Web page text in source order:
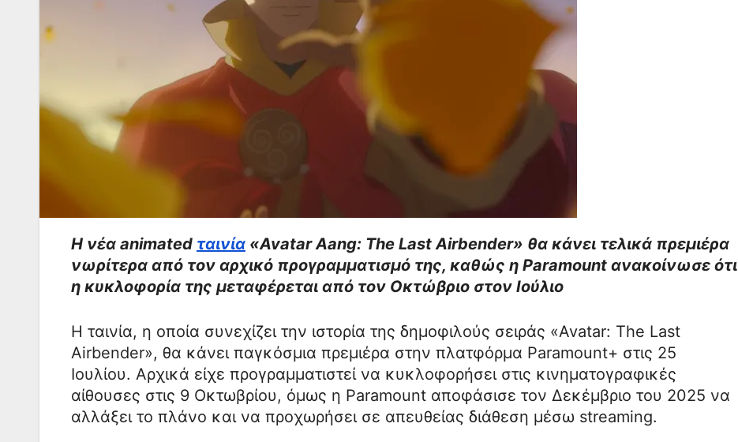
Η νέα animated ταινία «Avatar Aang: The Last Airbender» θα κάνει τελικά πρεμιέρα
νωρίτερα από τον αρχικό προγραμματισμό της, καθώς η Paramount ανακοίνωσε ότι
η κυκλοφορία της μεταφέρεται από τον Οκτώβριο στον Ιούλιο
Η ταινία, η οποία συνεχίζει την ιστορία της δημοφιλούς σειράς «Avatar: The Last
Airbender», θα κάνει παγκόσμια πρεμιέρα στην πλατφόρμα Paramount+ στις 25
Ιουλίου. Αρχικά είχε προγραμματιστεί να κυκλοφορήσει στις κινηματογραφικές
αίθουσες στις 9 Οκτωβρίου, όμως η Paramount αποφάσισε τον Δεκέμβριο του 2025 να
αλλάξει το πλάνο και να προχωρήσει σε απευθείας διάθεση μέσω streaming.